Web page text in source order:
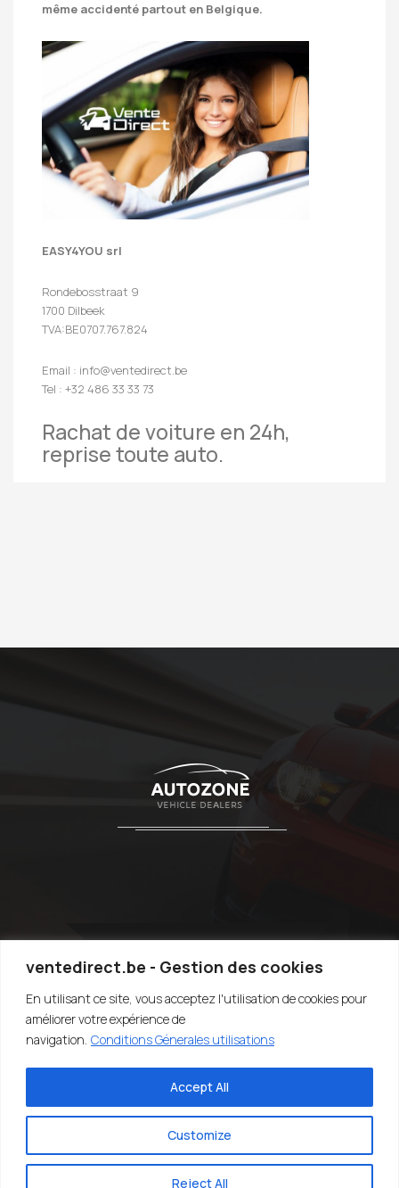
ventedirect.be - Gestion des cookies
En utilisant ce site, vous acceptez l'utilisation de cookies pour
améliorer votre expérience de
navigation. Conditions Génerales utilisations
Customize
Reject All
Accept All
même accidenté partout en Belgique.
EASY4YOU srl
Rondebosstraat 9
1700 Dilbeek
TVA:BE0707.767.824
Email : info@ventedirect.be
Tel : +32 486 33 33 73
Rachat de voiture en 24h,
reprise toute auto.
TOP
©2020-2022 VENTEDIRECT.BE - VENDRE SA VOITURE RAPIDEMENT -
EASY4YOU SRL - TVA:BE0707.767.824 - DESIGN BY SARIUS SRL